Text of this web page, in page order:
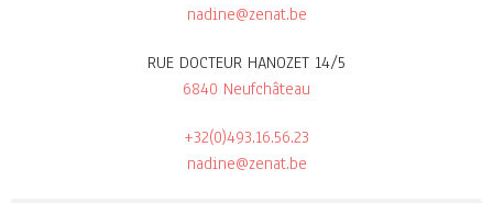
nadine@zenat.be
RUE DOCTEUR HANOZET 14/5
6840 Neufchâteau
+32(0)493.16.56.23
nadine@zenat.be